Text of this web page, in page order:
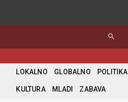
search
LOKALNO GLOBALNO POLITIKA
KULTURA MLADI ZABAVA